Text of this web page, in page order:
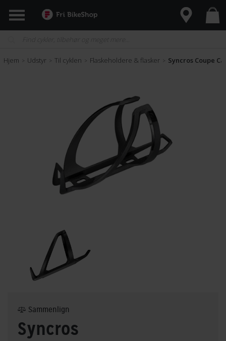
Hjem > Udstyr > Til cyklen > Flaskeholdere & flasker > Syncros Coupe
Syncros
Sammenlign